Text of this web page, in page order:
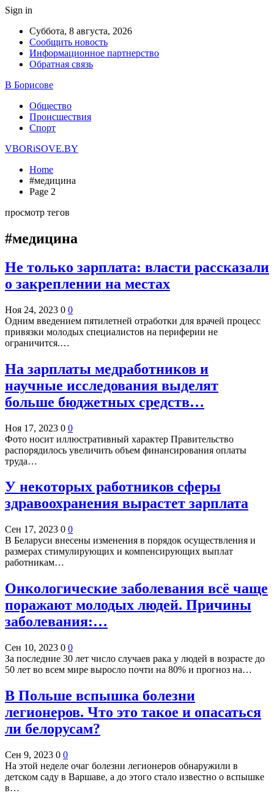
Sign in
Суббота, 8 августа, 2026
Сообщить новость
Информационное партнерство
Обратная связь
В Борисове
Общество
Происшествия
Спорт
VBORiSOVE.BY
Home
#медицина
Page 2
просмотр тегов
#медицина
Не только зарплата: власти рассказали
о закреплении на местах
Ноя 24, 2023 0 0
Одним введением пятилетней отработки для врачей процесс
привязки молодых специалистов на периферии не
ограничится.…
На зарплаты медработников и
научные исследования выделят
больше бюджетных средств…
Ноя 17, 2023 0 0
Фото носит иллюстративный характер Правительство
распорядилось увеличить объем финансирования оплаты
труда…
У некоторых работников сферы
здравоохранения вырастет зарплата
Сен 17, 2023 0 0
В Беларуси внесены изменения в порядок осуществления и
размерах стимулирующих и компенсирующих выплат
работникам…
Онкологические заболевания всё чаще
поражают молодых людей. Причины
заболевания:…
Сен 10, 2023 0 0
За последние 30 лет число случаев рака у людей в возрасте до
50 лет во всем мире выросло почти на 80% и прогноз на…
В Польше вспышка болезни
легионеров. Что это такое и опасаться
ли белорусам?
Сен 9, 2023 0 0
На этой неделе очаг болезни легионеров обнаружили в
детском саду в Варшаве, а до этого стало известно о вспышке
в…